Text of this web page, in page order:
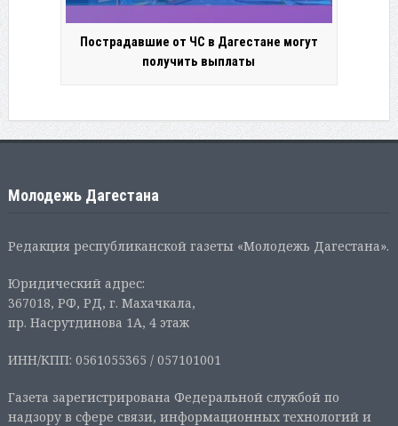
Пострадавшие от ЧС в Дагестане могут
получить выплаты
Молодежь Дагестана
Редакция республиканской газеты «Молодежь Дагестана».
Юридический адрес:
367018, РФ, РД, г. Махачкала,
пр. Насрутдинова 1А, 4 этаж
ИНН/КПП: 0561055365 / 057101001
Газета зарегистрирована Федеральной службой по
надзору в сфере связи, информационных технологий и